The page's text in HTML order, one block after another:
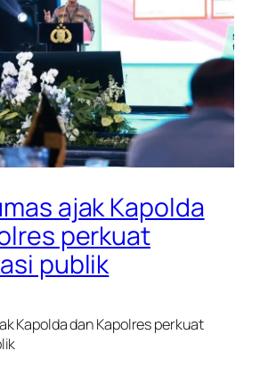
ajak Kapolda
perkuat
publik
Kapolda dan Kapolres perkuat